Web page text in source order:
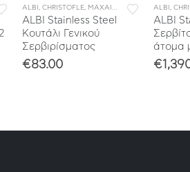
ΣΥΛΛΟΓΕΣ
,ΣΕΤ ΜΑΧΑΙΡΟΠΙΡΟΥΝΑ, ΣΥΛΛΟΓΕΣ
ALBI , CHRISTOFLE, ΜΑΧΑΙΡΟΠΙΡΟΥΝΑ ,
ALBI Stainless Steel
Κουτάλι Γενικού
Σερβιρίσματος
€83.00
ALBI ,
ALBI
άτομα
€